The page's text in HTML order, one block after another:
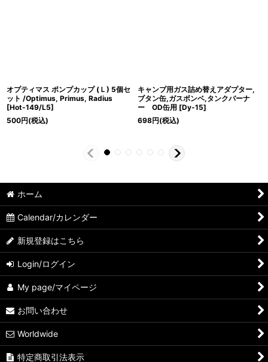
オプティマス ポンプカップ (Ｌ) 5個セ
ット /Optimus, Primus, Radius
[Hot-149/L5]
500円(税込)
キャンプ用ガス詰め替えアダプター,
ブタン缶,ガスボンベ,タンクバーナ
ー OD缶用 [Dy-15]
698円(税込)
ホーム
Calendar/カレンダー
新規登録はこちら
Login/ログイン
My page/マイページ
お問い合わせ
Worldwide
特定商取引法表示